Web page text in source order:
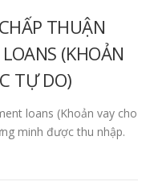
THUẬN
(KHOẢN
TỰ DO)
loans (Khoản vay cho
minh được thu nhập.